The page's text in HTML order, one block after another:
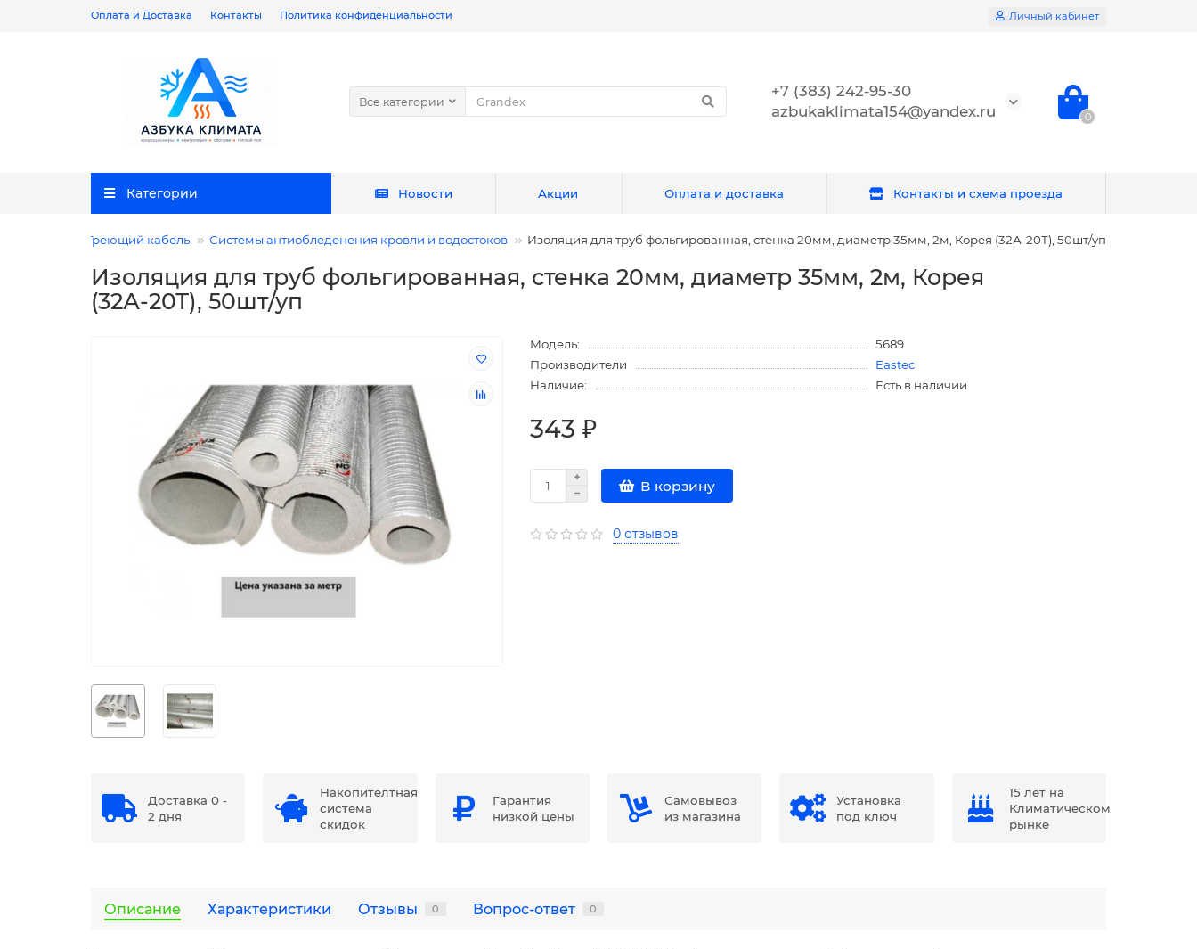
Оплата и Доставка Контакты Политика конфиденциальности Личный кабинет
Все категории
+7 (383) 242-95-30
azbukaklimata154@yandex.ru
0
Категории Новости Акции Оплата и доставка Контакты и схема проезда
Греющий кабель Системы антиобледенения кровли и водостоков Изоляция для труб фольгированная, стенка 20мм, диаметр 35мм, 2м, Корея (32А-20Т), 50шт/уп
Изоляция для труб фольгированная, стенка 20мм, диаметр 35мм, 2м, Корея
(32А-20Т), 50шт/уп
Модель:
5689
Производители
Eastec
Наличие:
Есть в наличии
343 ₽
В корзину
0 отзывов
Доставка 0 -
2 дня
Накопителтная
система
скидок
Гарантия
низкой цены
Самовывоз
из магазина
Установка
под ключ
15 лет на
Климатическом
рынке
Описание Характеристики Отзывы 0 Вопрос-ответ 0